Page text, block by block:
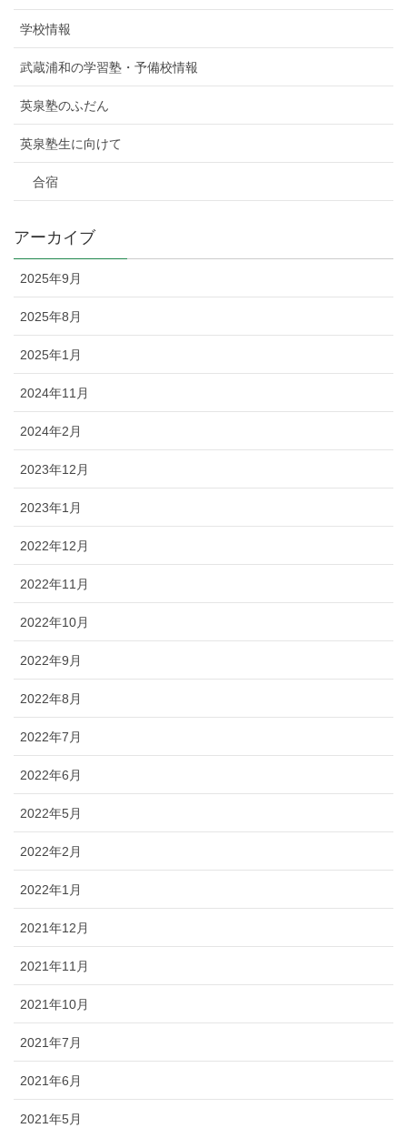
学校情報
武蔵浦和の学習塾・予備校情報
英泉塾のふだん
英泉塾生に向けて
合宿
アーカイブ
2025年9月
2025年8月
2025年1月
2024年11月
2024年2月
2023年12月
2023年1月
2022年12月
2022年11月
2022年10月
2022年9月
2022年8月
2022年7月
2022年6月
2022年5月
2022年2月
2022年1月
2021年12月
2021年11月
2021年10月
2021年7月
2021年6月
2021年5月